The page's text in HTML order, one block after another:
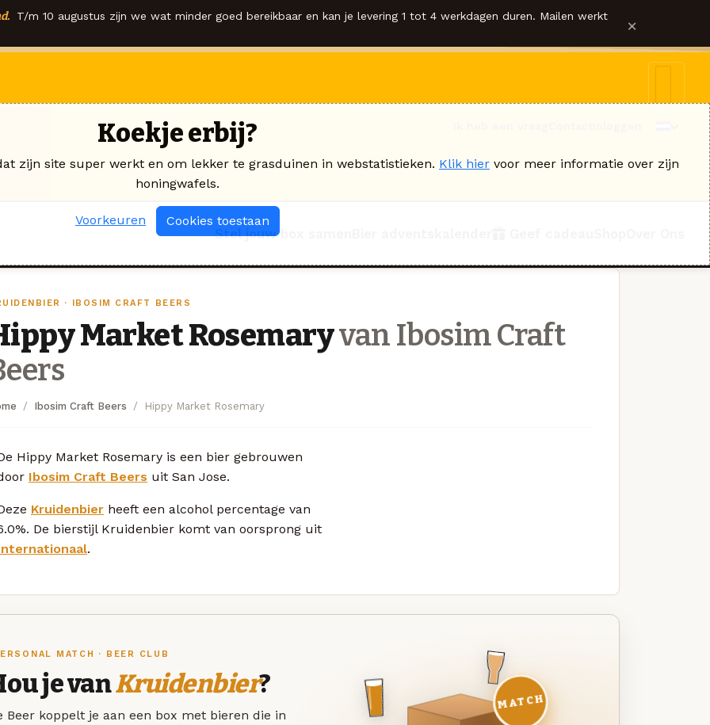
T/m 10 augustus zijn we wat minder goed bereikbaar en kan je levering 1 tot 4 werkdagen duren. Mailen werkt ×
Stel jouw box samen
· IBOSIM CRAFT BEERS
Market Rosemaryvan Ibosim Craft
Ibosim Craft Beers Hippy Market Rosemary
Hippy Market Rosemary is een bier gebrouwen
Ibosim Craft Beers uit San Jose.
Kruidenbier heeft een alcohol percentage van
De bierstijl Kruidenbier komt van oorsprong uit
.
MATCH · BEER CLUB
je vanKruidenbier?
Beer koppelt je aan een box met bieren die in
MATCH
Koekje erbij?
zijn site super werkt en om lekker te grasduinen in webstatistieken. Klik hier voor meer informatie over zijn
honingwafels.
Voorkeuren Cookies toestaan